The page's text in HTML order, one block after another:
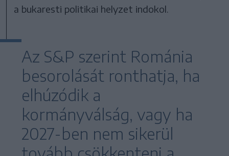
a bukaresti politikai helyzet indokol.
Az S&P szerint Románia
besorolását ronthatja, ha
elhúzódik a
kormányválság, vagy ha
2027-ben nem sikerül